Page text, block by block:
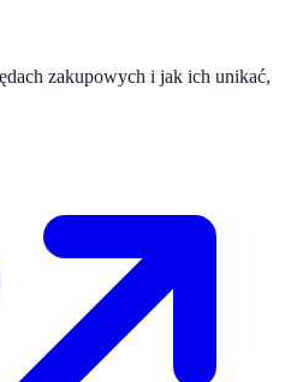
zakupowych i jak ich unikać,